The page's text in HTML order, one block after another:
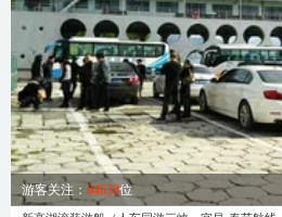
游客关注： 84638位